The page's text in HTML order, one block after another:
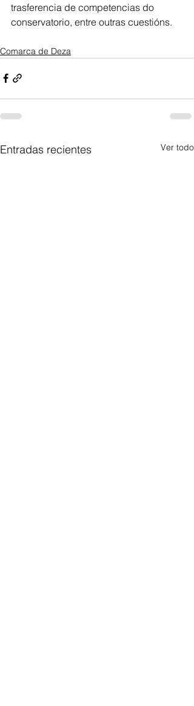
trasferencia de competencias do
conservatorio, entre outras cuestións.
Comarca de Deza
Entradas recientes Ver todo